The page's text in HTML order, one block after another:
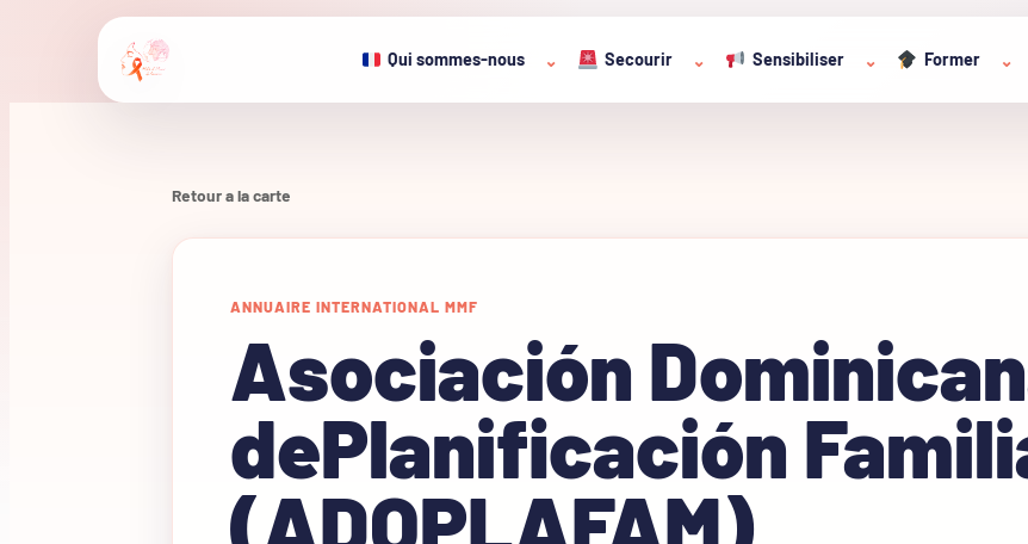
Qui sommes-nous ⌄ Secourir ⌄ Sensibiliser ⌄ Former ⌄
Retour a la carte
ANNUAIRE INTERNATIONAL MMF
Asociación
dePlanificación
(ADOPLAFAM)